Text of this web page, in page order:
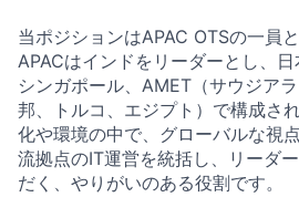
当ポジションはAPAC OTSの一員
APACはインドをリーダーとし、日
シンガポール、AMET（サウジア
邦、トルコ、エジプト）で構成さ
化や環境の中で、グローバルな視
流拠点のIT運営を統括し、リーダ
だく、やりがいのある役割です。